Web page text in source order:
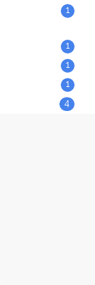
1
1
1
1
4